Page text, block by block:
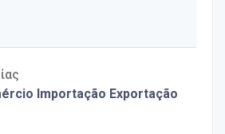
Importação Exportação